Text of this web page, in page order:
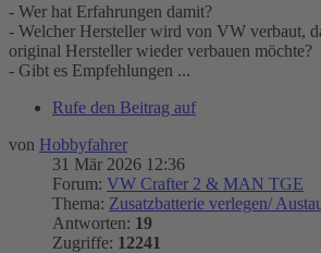
- Wer hat Erfahrungen damit?
- Welcher Hersteller wird von VW verbaut,
original Hersteller wieder verbauen möchte?
- Gibt es Empfehlungen ...
Rufe den Beitrag auf
von Hobbyfahrer
31 Mär 2026 12:36
Forum: VW Crafter 2 & MAN TGE
Thema: Zusatzbatterie verlegen/
Antworten: 19
Zugriffe: 12241